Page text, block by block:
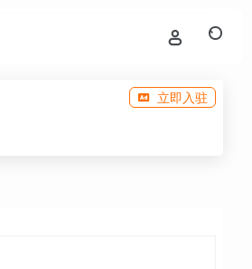
立即入驻